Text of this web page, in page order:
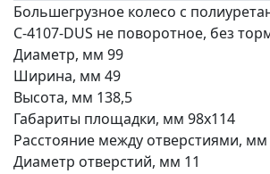
Большегрузное колесо с
С-4107-DUS не поворотное, без
Диаметр, мм 99
Ширина, мм 49
Высота, мм 138,5
Габариты площадки, мм 98х114
Расстояние между отверстиями, мм
Диаметр отверстий, мм 11